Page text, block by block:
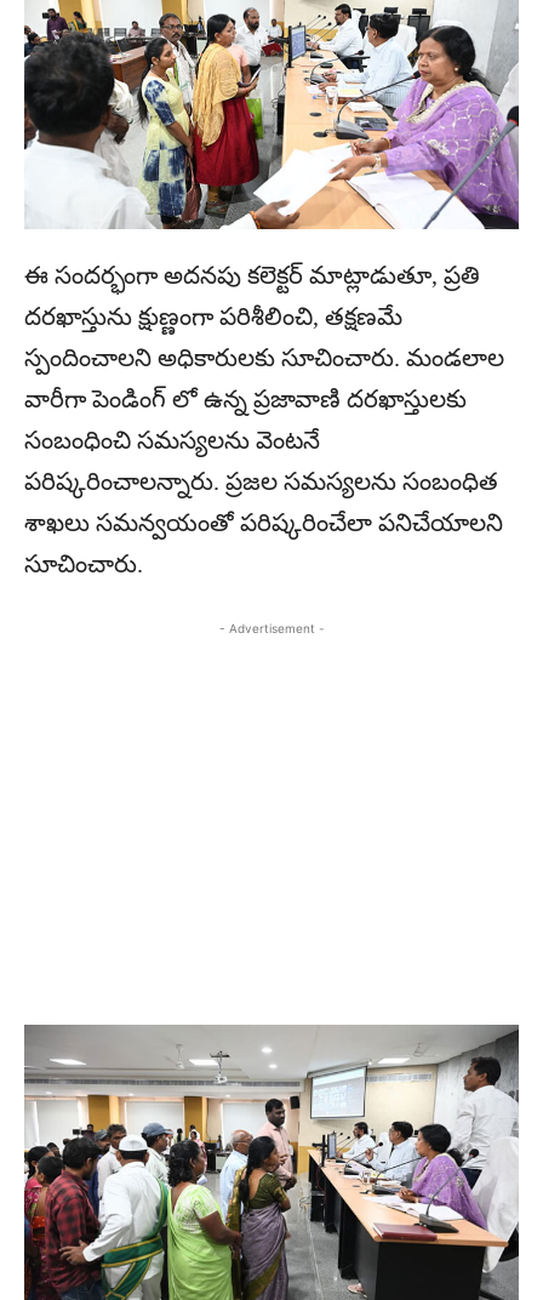
ఈ సందర్భంగా అదనపు కలెక్టర్ మాట్లాడుతూ, ప్రతి
దరఖాస్తును క్షుణ్ణంగా పరిశీలించి, తక్షణమే
స్పందించాలని అధికారులకు సూచించారు. మండలాల
వారీగా పెండింగ్ లో ఉన్న ప్రజావాణి దరఖాస్తులకు
సంబంధించి సమస్యలను వెంటనే
పరిష్కరించాలన్నారు. ప్రజల సమస్యలను సంబంధిత
శాఖలు సమన్వయంతో పరిష్కరించేలా పనిచేయాలని
సూచించారు.
- Advertisement -